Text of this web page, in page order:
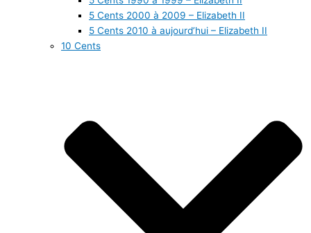
5 Cents 2000 à 2009 – Elizabeth II
5 Cents 2010 à aujourd’hui – Elizabeth II
10 Cents